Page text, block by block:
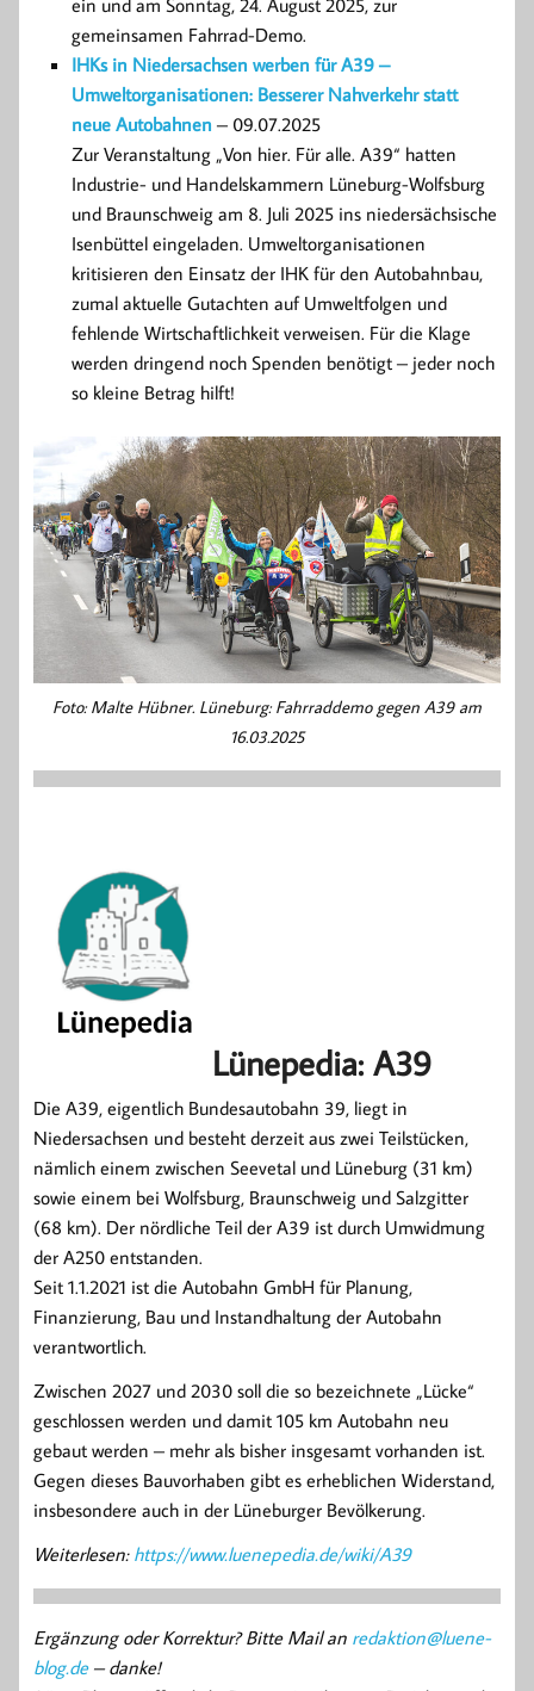
gemeinsamen Fahrrad-Demo.
IHKs in Niedersachsen werben für A39 –
Umweltorganisationen: Besserer Nahverkehr statt
neue Autobahnen – 09.07.2025
Zur Veranstaltung „Von hier. Für alle. A39“ hatten
Industrie- und Handelskammern Lüneburg-Wolfsburg
und Braunschweig am 8. Juli 2025 ins niedersächsische
Isenbüttel eingeladen. Umweltorganisationen
kritisieren den Einsatz der IHK für den Autobahnbau,
zumal aktuelle Gutachten auf Umweltfolgen und
fehlende Wirtschaftlichkeit verweisen. Für die Klage
werden dringend noch Spenden benötigt – jeder noch
so kleine Betrag hilft!
Foto: Malte Hübner. Lüneburg: Fahrraddemo gegen A39 am
16.03.2025
Lünepedia: A39
Die A39, eigentlich Bundesautobahn 39, liegt in
Niedersachsen und besteht derzeit aus zwei Teilstücken,
nämlich einem zwischen Seevetal und Lüneburg (31 km)
sowie einem bei Wolfsburg, Braunschweig und Salzgitter
(68 km). Der nördliche Teil der A39 ist durch Umwidmung
der A250 entstanden.
Seit 1.1.2021 ist die Autobahn GmbH für Planung,
Finanzierung, Bau und Instandhaltung der Autobahn
verantwortlich.
Zwischen 2027 und 2030 soll die so bezeichnete „Lücke“
geschlossen werden und damit 105 km Autobahn neu
gebaut werden – mehr als bisher insgesamt vorhanden ist.
Gegen dieses Bauvorhaben gibt es erheblichen Widerstand,
insbesondere auch in der Lüneburger Bevölkerung.
Weiterlesen: https://www.luenepedia.de/wiki/A39
Ergänzung oder Korrektur? Bitte Mail an redaktion@luene-
blog.de– danke!